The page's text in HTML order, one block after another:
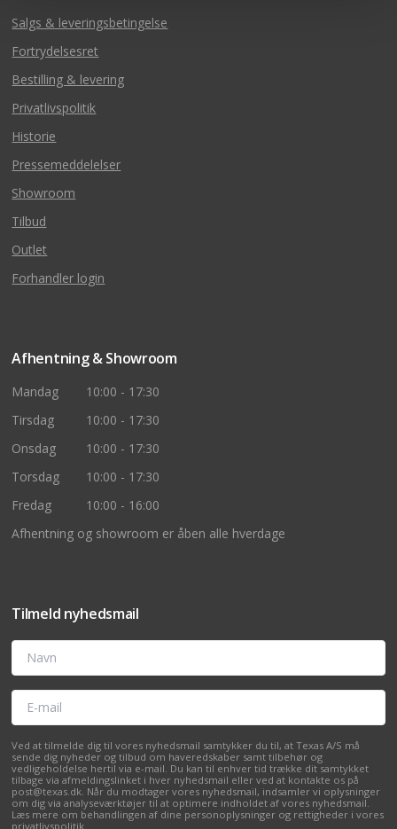
Salgs & leveringsbetingelse
Fortrydelsesret
Bestilling & levering
Privatlivspolitik
Historie
Pressemeddelelser
Showroom
Tilbud
Outlet
Forhandler login
Afhentning & Showroom
Mandag
10:00 - 17:30
Tirsdag
10:00 - 17:30
Onsdag
10:00 - 17:30
Torsdag
10:00 - 17:30
Fredag
10:00 - 16:00
Afhentning og showroom er åben alle hverdage
Tilmeld nyhedsmail
Navn
E-mail
Ved at tilmelde dig til vores nyhedsmail samtykker du til, at Texas A/S må
sende dig nyheder og tilbud om haveredskaber samt tilbehør og
vedligeholdelse hertil via e-mail. Du kan til enhver tid trække dit samtykket
tilbage via afmeldingslinket i hver nyhedsmail eller ved at kontakte os på
post@texas.dk. Når du modtager vores nyhedsmail, indsamler vi oplysninger
om dig via analyseværktøjer til at optimere indholdet af vores nyhedsmail.
Læs mere om behandlingen af dine personoplysninger og rettigheder i vores
privatlivspolitik